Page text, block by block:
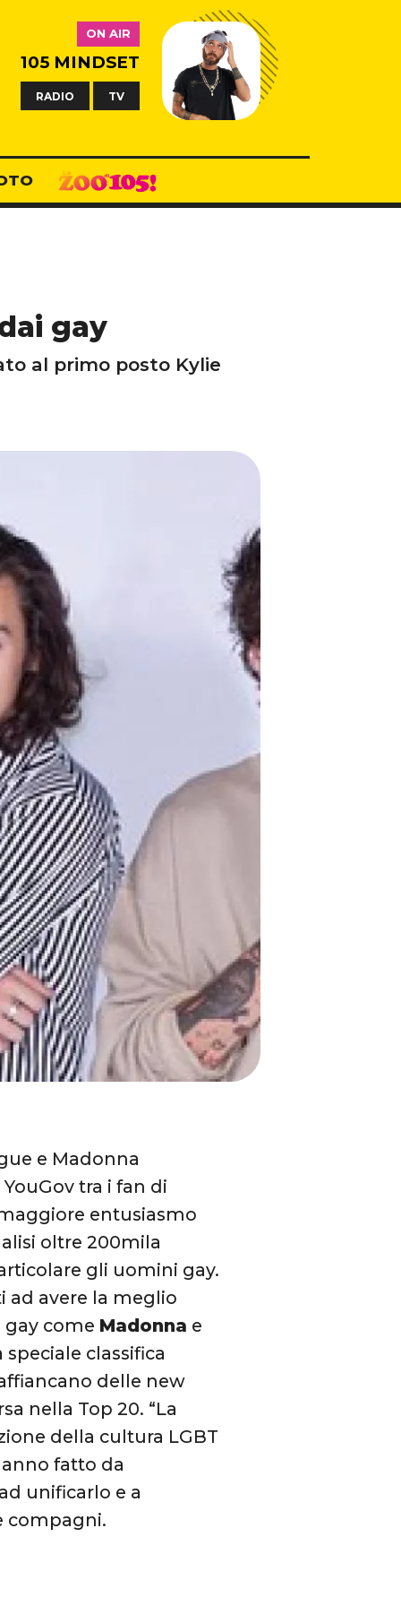
ON AIR
105 MINDSET
RADIO TV
gay
al primo posto Kylie
e Madonna
tra i fan di
entusiasmo
oltre 200mila
gli uomini gay.
ad avere la meglio
come Madonna e
classifica
delle new
nella Top 20. “La
della cultura LGBT
fatto da
unificarlo e a
compagni.